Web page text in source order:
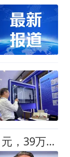
沙特电话止战火，美财长救日元，39万亿美债危机显